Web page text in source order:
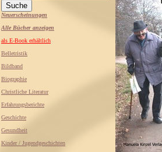
Neuerscheinungen
Alle Bücher anzeigen
als E-Book erhältlich
Belletristik
Bildband
Biographie
Christliche Literatur
Erfahrungsberichte
Geschichte
Gesundheit
Kinder / Jugendgeschichten